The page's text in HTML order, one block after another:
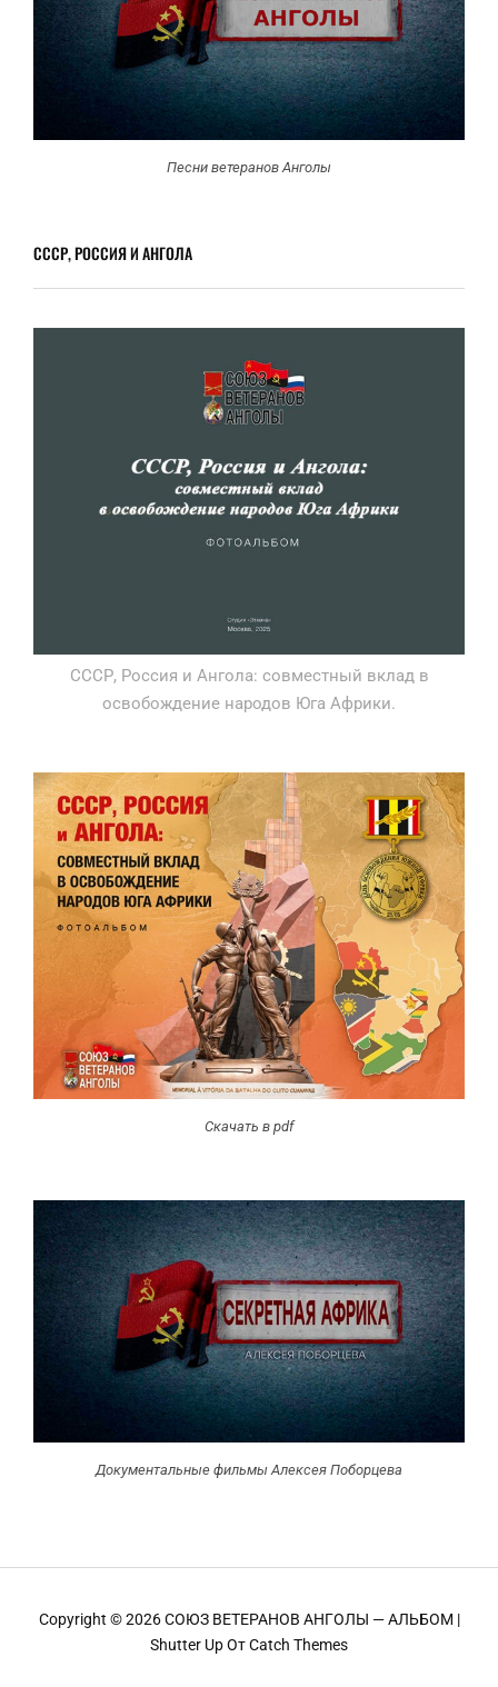
Песни ветеранов Анголы
СССР, РОССИЯ И АНГОЛА
СССР, Россия и Ангола: совместный вклад в
освобождение народов Юга Африки.
Скачать в pdf
Документальные фильмы Алексея Поборцева
Copyright © 2026СОЮЗ ВЕТЕРАНОВ АНГОЛЫ — АЛЬБОМ |
Shutter Up ОтCatch Themes